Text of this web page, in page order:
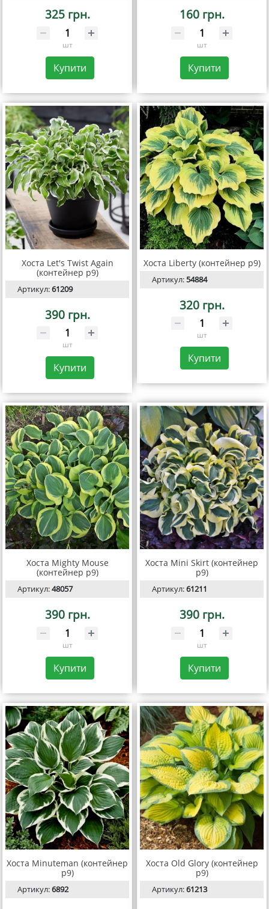
325 грн.
шт
Купити
160 грн.
шт
Купити
Хоста Let's Twist Again
(контейнер р9)
Артикул:61209
390 грн.
шт
Купити
Хоста Liberty (контейнер р9)
Артикул:54884
320 грн.
шт
Купити
Хоста Mighty Mouse
(контейнер р9)
Артикул:48057
390 грн.
шт
Купити
Хоста Mini Skirt (контейнер
р9)
Артикул:61211
390 грн.
шт
Купити
Хоста Minuteman (контейнер
р9)
Артикул:6892
Хоста Old Glory (контейнер
р9)
Артикул:61213